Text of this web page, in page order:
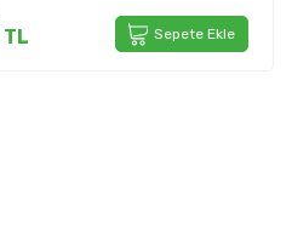
TL Sepete Ekle